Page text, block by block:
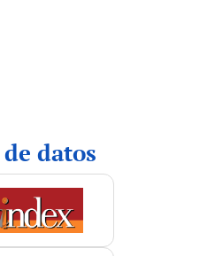
de datos